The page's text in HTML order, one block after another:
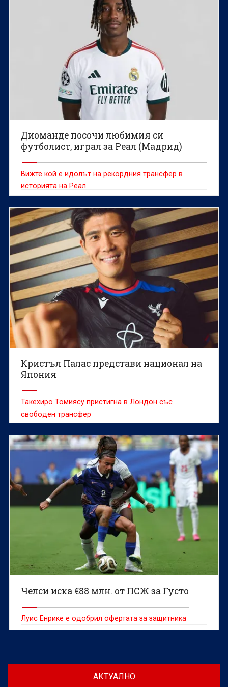
Диоманде посочи любимия си
футболист, играл за Реал (Мадрид)
Вижте кой е идолът на рекордния трансфер в
историята на Реал
Кристъл Палас представи национал на
Япония
Такехиро Томиясу пристигна в Лондон със
свободен трансфер
Челси иска €88 млн. от ПСЖ за Густо
Луис Енрике е одобрил офертата за защитника
АКТУАЛНО